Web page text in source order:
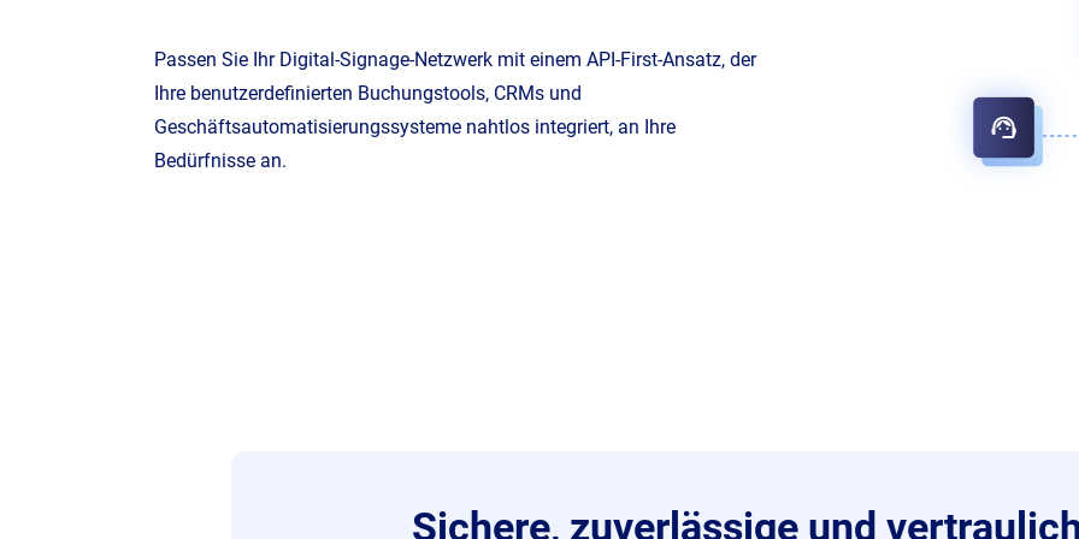
Passen Sie Ihr Digital-Signage-Netzwerk mit einem API-First-Ansatz, der
Ihre benutzerdefinierten Buchungstools, CRMs und
Geschäftsautomatisierungssysteme nahtlos integriert, an Ihre
Bedürfnisse an.
Sichere, zuverlässige und